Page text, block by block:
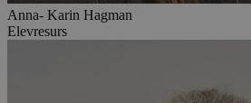
Anna- Karin Hagman
Elevresurs